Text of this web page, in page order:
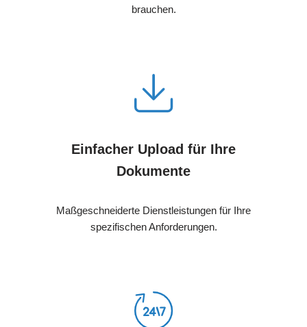
brauchen.
Einfacher Upload für Ihre
Dokumente
Maßgeschneiderte Dienstleistungen für Ihre
spezifischen Anforderungen.